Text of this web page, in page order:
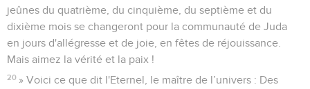
jeûnes du quatrième, du cinquième, du septième et du
dixième mois se changeront pour la communauté de Juda
en jours d'allégresse et de joie, en fêtes de réjouissance.
Mais aimez la vérité et la paix !
20 » Voici ce que dit l'Eternel, le maître de l’univers : Des